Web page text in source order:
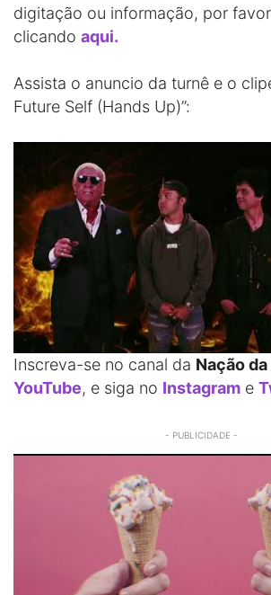
digitação ou informação, por
clicando aqui.
Assista o anuncio da turnê e o
Future Self (Hands Up)”:
Inscreva-se no canal da Nação
YouTube, e siga no Instagram e
- PUBLICIDADE -